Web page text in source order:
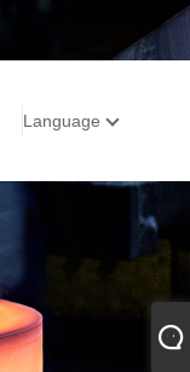
Language